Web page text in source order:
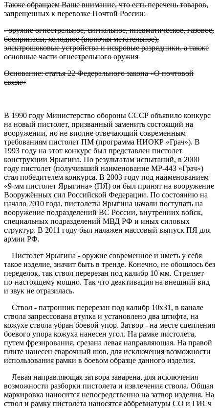
Также обращаем Ваше внимание, что есть перечень товаров,
запрещенных к перевозке Почтой России:
- оружие огнестрельное, сигнальное, пневматическое, газовое,
боеприпасы, холодное (включая метательное),
электрошоковые устройства и искровые разрядники, а также
основные части огнестрельного оружия
Основание: статья 22 Федерального закона «О почтовой
связи»
В 1990 году Министерство обороны СССР объявило конкурс
на новый пистолет, призванный заменить состоящий на
вооружении, но не вполне отвечающий современным
требованиям пистолет ПМ (программа НИОКР «Грач»). В
1993 году на этот конкурс был представлен пистолет
конструкции Ярыгина. По результатам испытаний, в 2000
году пистолет (получивший наименование MP-443 «Грач»)
стал победителем конкурса. В 2003 году под наименованием
«9-мм пистолет Ярыгина» (ПЯ) он был принят на вооружение
Вооружённых сил Российской Федерации. По состоянию на
начало 2010 года, пистолеты Ярыгина начали поступать на
вооружение подразделений ВС России, внутренних войск,
специальных подразделений МВД РФ и иных силовых
структур. В 2011 году был налажен массовый выпуск ПЯ для
армии РФ.
Пистолет Ярыгина - оружие современное и иметь у себя
такое изделие, значит быть в тренде. Конечно, не обошлось без
переделок, так ствол перерезан под калибр 10 мм. Стреляет
по-настоящему мощно. Так что деактивация на внешний вид
и звук не отразилась.
Ствол - патронник перерезан под калибр 10х31, в канале
ствола запрессована втулка и установлено два штифта, на
кожухе ствола убран боевой упор. Затвор - на месте сцепления
боевого упора кожуха нанесен угол. На рамке пистолета,
путем фрезирования, срезана левая направляющая. На правой
плите нанесен сварочный шов, для исключения возможности
использования рамки в боевом образце данного изделия.
Левая направляющая затвора заварена, для исключения
возможности разборки пистолета и извлечения ствола. Общая
маркировка наносится непосредственно на затвор изделия. На
ствол и рамку пистолета наносятся аббревиатуры СО и ГИСч